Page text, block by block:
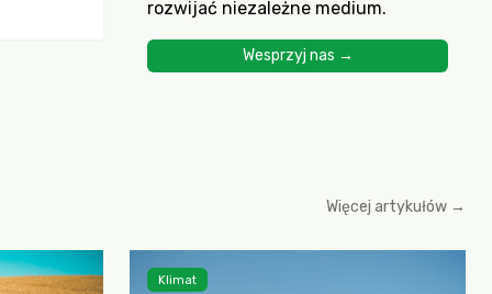
rozwijać niezależne medium.
Wesprzyj nas →
Więcej artykułów →
Klimat